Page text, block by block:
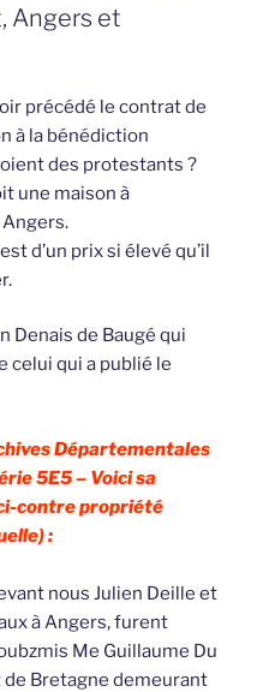
Angers et
précédé le contrat de
à la bénédiction
des protestants ?
une maison à
d’un prix si élevé qu’il
Denais de Baugé qui
celui qui a publié le
Départementales
5E5 – Voici sa
contre propriété
:
nous Julien Deille et
à Angers, furent
Me Guillaume Du
de Bretagne demeurant